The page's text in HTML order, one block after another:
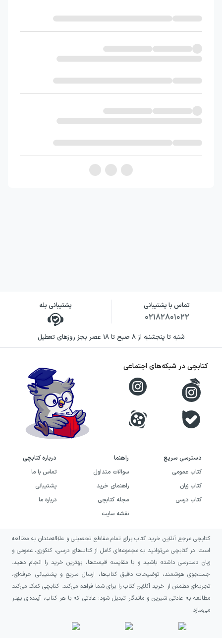
تماس با پشتیبانی
۰۲۱۸۲۸۰۱۰۲۲
پشتیبانی بله
شنبه تا پنجشنبه از ۸ صبح تا ۱۸ عصر بجز روزهای تعطیل
دسترسی سریع
کتاب عمومی
کتاب زبان
کتاب درسی
راهنما
سوالات متداول
راهنمای خرید
مجله کتابچی
نقشه سایت
درباره کتابچی
تماس با ما
پشتیبانی
درباره ما
کتابچی در شبکه‌های اجتماعی
کتابچی مرجع آنلاین خرید کتاب برای تمام مقاطع تحصیلی و علاقه‌مندان به مطالعه
است. در کتابچی می‌توانید به مجموعه‌ای کامل از کتاب‌های درسی، کنکوری، عمومی و
زبان دسترسی داشته باشید و با مقایسه قیمت‌ها، بهترین خرید را انجام دهید.
جستجوی هوشمند، توضیحات دقیق کتاب‌ها، ارسال سریع و پشتیبانی حرفه‌ای،
تجربه‌ای مطمئن از خرید آنلاین کتاب را برای شما فراهم می‌کند. کتابچی کمک می‌کند
مطالعه به عادتی شیرین و ماندگار تبدیل شود؛ عادتی که با هر کتاب، آینده‌ای بهتر
می‌سازد.